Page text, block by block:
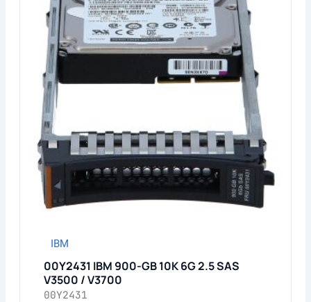
IBM
00Y2431 IBM 900-GB 10K 6G 2.5 SAS
V3500 / V3700
00Y2431